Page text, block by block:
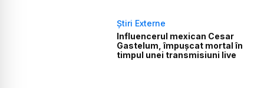
Știri Externe
Influencerul mexican Cesar
Gastelum, împușcat mortal în
timpul unei transmisiuni live